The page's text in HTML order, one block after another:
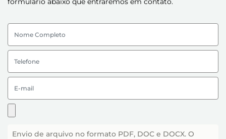
Envio de arquivo no formato PDF, DOC e DOCX. O